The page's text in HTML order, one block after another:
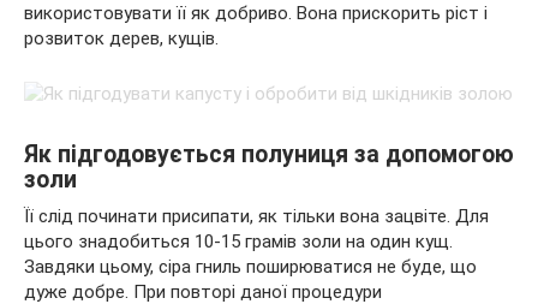
використовувати її як добриво. Вона прискорить ріст і
розвиток дерев, кущів.
Як підгодовується полуниця за допомогою
золи
Її слід починати присипати, як тільки вона зацвіте. Для
цього знадобиться 10-15 грамів золи на один кущ.
Завдяки цьому, сіра гниль поширюватися не буде, що
дуже добре. При повторі даної процедури